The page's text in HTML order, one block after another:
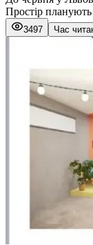
Простір
3497 Час